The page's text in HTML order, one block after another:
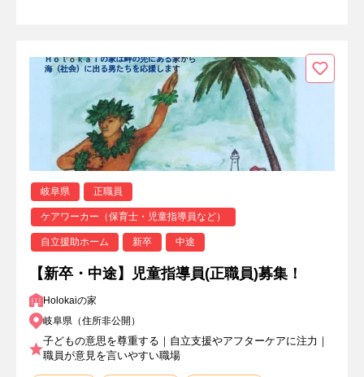
岐阜県 正職員
ケアワーカー（保育士・児童指導員など）
自立援助ホーム 新卒 中途
【新卒・中途】児童指導員(正職員)募集！
Holokaiの家
岐阜県（住所非公開）
子どもの意思を尊重する｜自立支援やアフターケアに注力｜
職員が意見を言いやすい職場